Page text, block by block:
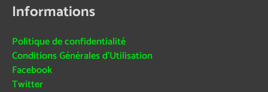
Informations
Politique de confidentialité
Conditions Générales d’Utilisation
Facebook
Twitter